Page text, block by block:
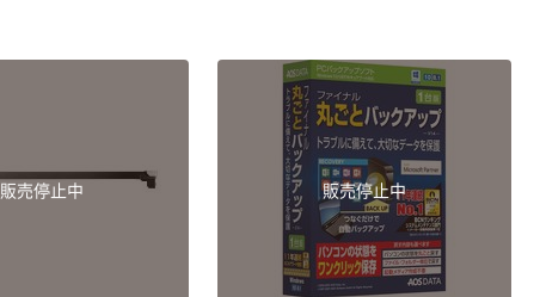
販売停止中 販売停止中